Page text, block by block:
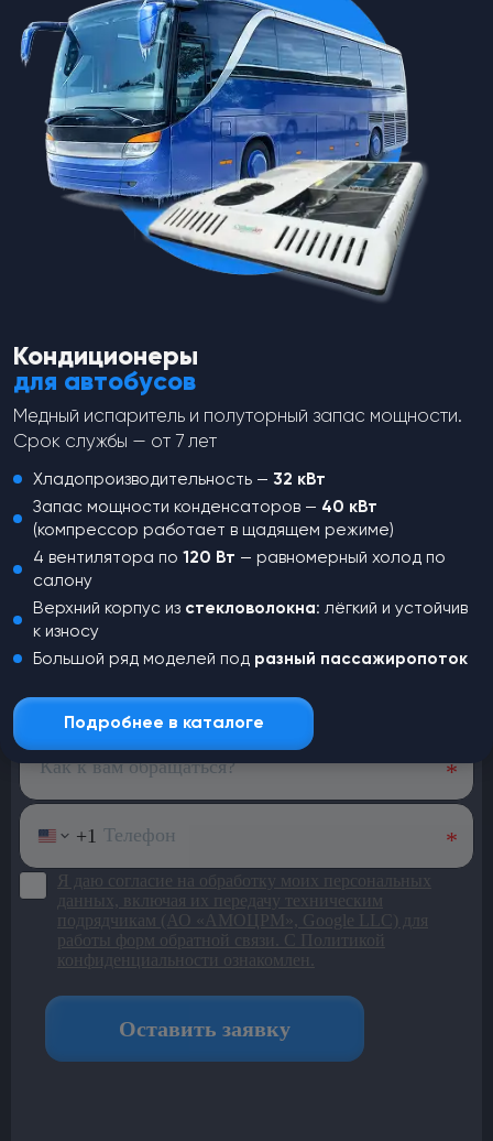
Датчик давления RC-U0445B
для Honda, M11-P1.0, UNF Male.
HP: 32 kg/cm2, LP: 2.0 kg/cm2,
R-12, R-134a.
spares-theme
Для Honda, M11-P1.0, UNF Male.
HP: 32 kg/cm2, LP: 2.0 kg/cm2,
R-12, R-134a
995₽
Датчик давления RC-U0429
M11-P1.0 MaleHP: 3.14 Mpa Off
MP: 1.52 Mpa On LP: 0.196 Mpa
Off; R134a.
spares-theme
M11-P1.0 MaleHP: 3.14 Mpa Off
MP: 1.52 Mpa On LP: 0.196 Mpa
Off; R134aOEM 80440-SZ5-003
88645-20050. Совместимость:
Acura 1996–1998, Lexus 1993–
2001, Toyota 1991–2003.
от1 114₽
Не нашли,что искали?
Оставьте заявку и наш менеджер
Кондиционеры
для автобусов
Медный испаритель и полуторный запас мощности.
Срок службы — от 7 лет
Хладопроизводительность — 32 кВт
Запас мощности конденсаторов — 40 кВт
(компрессор работает в щадящем режиме)
4 вентилятора по120 Вт — равномерный холод по
салону
Верхний корпус из стекловолокна: лёгкий и устойчив
к износу
Большой ряд моделей под разный пассажиропоток
Подробнее в каталоге